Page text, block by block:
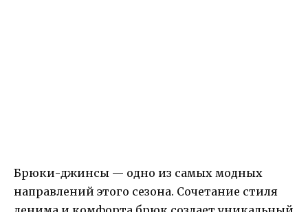
Брюки-джинсы — одно из самых модных
направлений этого сезона. Сочетание стиля